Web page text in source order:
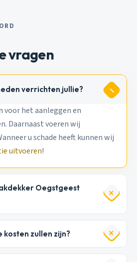
vragen
verrichten jullie?
voor het aanleggen en
Daarnaast voeren wij
u schade heeft kunnen wij
uitvoeren!
Oegstgeest
kosten zullen zijn?